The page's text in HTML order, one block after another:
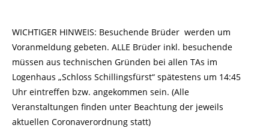
WICHTIGER HINWEIS: Besuchende Brüder werden um
Voranmeldung gebeten. ALLE Brüder inkl. besuchende
müssen aus technischen Gründen bei allen TAs im
Logenhaus „Schloss Schillingsfürst“ spätestens um 14:45
Uhr eintreffen bzw. angekommen sein. (Alle
Veranstaltungen finden unter Beachtung der jeweils
aktuellen Coronaverordnung statt)